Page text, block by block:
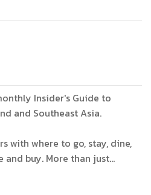
Insider's Guide to
and Southeast Asia.
with where to go, stay, dine,
and buy. More than just
Magazine is a personal